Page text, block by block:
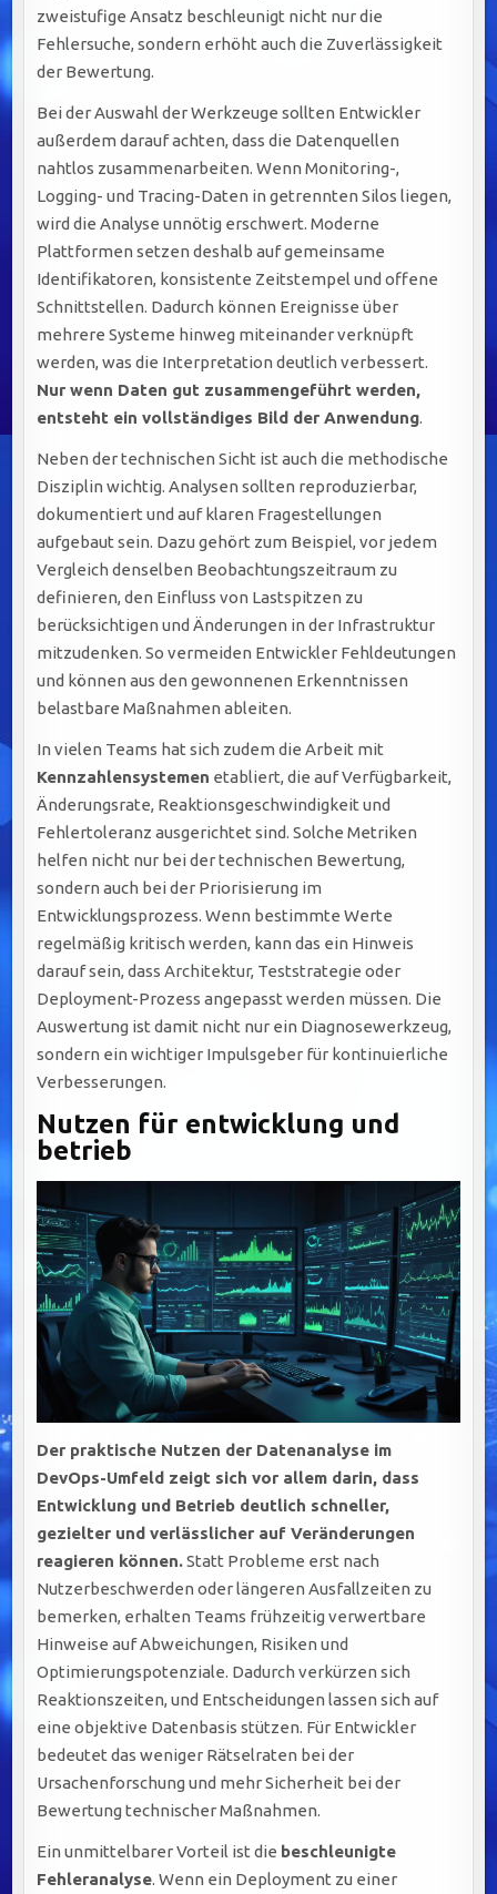
zweistufige Ansatz beschleunigt nicht nur die
Fehlersuche, sondern erhöht auch die Zuverlässigkeit
der Bewertung.
Bei der Auswahl der Werkzeuge sollten Entwickler
außerdem darauf achten, dass die Datenquellen
nahtlos zusammenarbeiten. Wenn Monitoring-,
Logging- und Tracing-Daten in getrennten Silos liegen,
wird die Analyse unnötig erschwert. Moderne
Plattformen setzen deshalb auf gemeinsame
Identifikatoren, konsistente Zeitstempel und offene
Schnittstellen. Dadurch können Ereignisse über
mehrere Systeme hinweg miteinander verknüpft
werden, was die Interpretation deutlich verbessert.
Nur wenn Daten gut zusammengeführt werden,
entsteht ein vollständiges Bild der Anwendung.
Neben der technischen Sicht ist auch die methodische
Disziplin wichtig. Analysen sollten reproduzierbar,
dokumentiert und auf klaren Fragestellungen
aufgebaut sein. Dazu gehört zum Beispiel, vor jedem
Vergleich denselben Beobachtungszeitraum zu
definieren, den Einfluss von Lastspitzen zu
berücksichtigen und Änderungen in der Infrastruktur
mitzudenken. So vermeiden Entwickler Fehldeutungen
und können aus den gewonnenen Erkenntnissen
belastbare Maßnahmen ableiten.
In vielen Teams hat sich zudem die Arbeit mit
Kennzahlensystemen etabliert, die auf Verfügbarkeit,
Änderungsrate, Reaktionsgeschwindigkeit und
Fehlertoleranz ausgerichtet sind. Solche Metriken
helfen nicht nur bei der technischen Bewertung,
sondern auch bei der Priorisierung im
Entwicklungsprozess. Wenn bestimmte Werte
regelmäßig kritisch werden, kann das ein Hinweis
darauf sein, dass Architektur, Teststrategie oder
Deployment-Prozess angepasst werden müssen. Die
Auswertung ist damit nicht nur ein Diagnosewerkzeug,
sondern ein wichtiger Impulsgeber für kontinuierliche
Verbesserungen.
Nutzen für entwicklung und
betrieb
Der praktische Nutzen der Datenanalyse im
DevOps-Umfeld zeigt sich vor allem darin, dass
Entwicklung und Betrieb deutlich schneller,
gezielter und verlässlicher auf Veränderungen
reagieren können.Statt Probleme erst nach
Nutzerbeschwerden oder längeren Ausfallzeiten zu
bemerken, erhalten Teams frühzeitig verwertbare
Hinweise auf Abweichungen, Risiken und
Optimierungspotenziale. Dadurch verkürzen sich
Reaktionszeiten, und Entscheidungen lassen sich auf
eine objektive Datenbasis stützen. Für Entwickler
bedeutet das weniger Rätselraten bei der
Ursachenforschung und mehr Sicherheit bei der
Bewertung technischer Maßnahmen.
Ein unmittelbarer Vorteil ist die beschleunigte
Fehleranalyse. Wenn ein Deployment zu einer